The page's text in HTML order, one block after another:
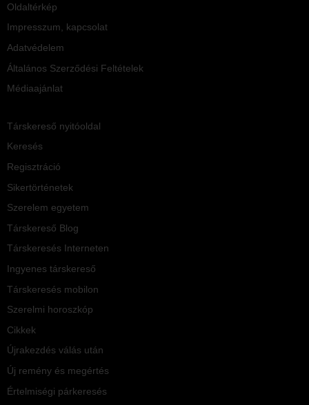
Oldaltérkép
Impresszum, kapcsolat
Adatvédelem
Általános Szerződési Feltételek
Médiaajánlat
Társkereső nyitóoldal
Keresés
Regisztráció
Sikertörténetek
Szerelem egyetem
Társkereső Blog
Társkeresés Interneten
Ingyenes társkereső
Társkeresés mobilon
Szerelmi horoszkóp
Cikkek
Újrakezdés válás után
Új remény és megértés
Értelmiségi párkeresés